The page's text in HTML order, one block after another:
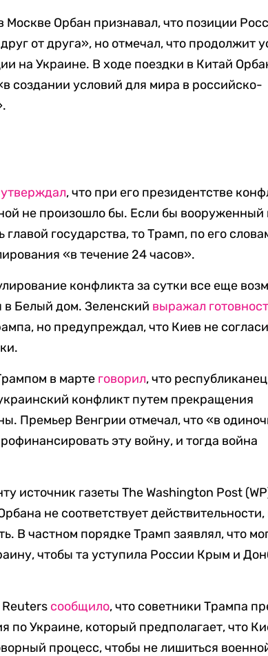
Москве Орбан признавал, что позиции
от друга», но отмечал, что продолжит
на Украине. В ходе поездки в Китай
создании условий для мира в российско-
утверждал, что при его президентстве
не произошло бы. Если бы вооруженный
главой государства, то Трамп, по его
«в течение 24 часов».
конфликта за сутки все еще
в Белый дом. Зеленский выражал
но предупреждал, что Киев не
в марте говорил, что
конфликт путем прекращения
Премьер Венгрии отмечал, что «в
эту войну, и тогда война
источник газеты The Washington Post
не соответствует
В частном порядке Трамп заявлял, что
чтобы та уступила России Крым и
сообщило, что советники Трампа
по Украине, который предполагает, что
процесс, чтобы не лишиться